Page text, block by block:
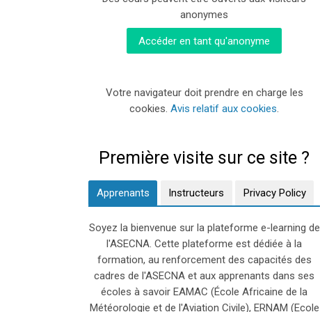
anonymes
Accéder en tant qu'anonyme
Votre navigateur doit prendre en charge les
cookies. Avis relatif aux cookies.
Première visite sur ce site ?
Apprenants Instructeurs Privacy Policy
Soyez la bienvenue sur la plateforme e-learning de
l'ASECNA. Cette plateforme est dédiée à la
formation, au renforcement des capacités des
cadres de l'ASECNA et aux apprenants dans ses
écoles à savoir EAMAC (École Africaine de la
Météorologie et de l'Aviation Civile), ERNAM (Ecole